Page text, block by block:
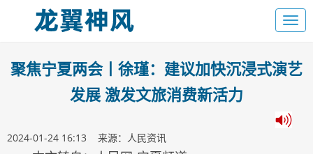
聚焦宁夏两会丨徐瑾：建议加快沉浸式演艺
发展 激发文旅消费新活力
2024-01-24 16:13 来源：人民资讯